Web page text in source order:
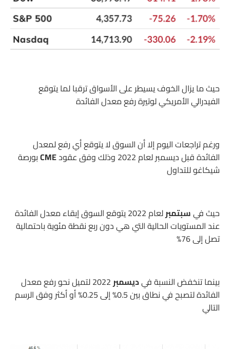
حيث ما يزال الخوف يسيطر على الأسواق ترقبا لما يتوقع
الفيدرالي الأمريكي لوتيرة رفع معدل الفائدة
ورغم تراجعات اليوم إلا أن السوق لا يتوقع أي رفع لمعدل
الفائدة قبل ديسمبر لعام 2022 وذلك وفق عقود
CMEبورصة
شيكاغو للتداول
حيث فيسبتمبر
لعام 2022 يتوقع السوق إبقاء معدل الفائدة
عند المستويات الحالية التي هي دون ربع نقطة مئوية باحتمالية
تصل إلى 76%
بينما تنخفض النسبة فيديسمبر
2022 لتميل نحو رفع معدل
الفائدة لتصبح في نطاق بين 0.5% إلى 0.25% أو أكثر وفق الرسم
التالي